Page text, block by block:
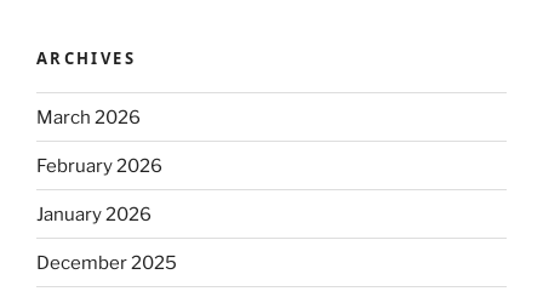
ARCHIVES
March 2026
February 2026
January 2026
December 2025